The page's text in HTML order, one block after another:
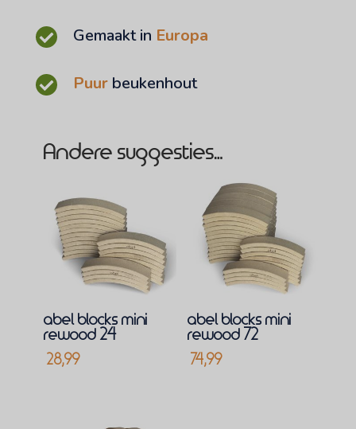
Gemaakt in Europa
Puur beukenhout
Andere suggesties…
abel blocks mini
rewood 24
28,99
abel blocks mini
rewood 72
74,99